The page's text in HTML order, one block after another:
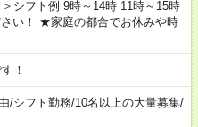
シフト例 9時～14時 11時～15時
い！ ★家庭の都合でお休みや時
！
/シフト勤務/10名以上の大量募集/